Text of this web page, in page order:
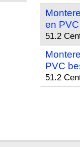
en
51.2
PVC
51.2